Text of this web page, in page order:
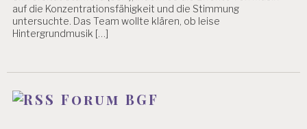
auf die Konzentrationsfähigkeit und die Stimmung
untersuchte. Das Team wollte klären, ob leise
Hintergrundmusik […]
Forum BGF